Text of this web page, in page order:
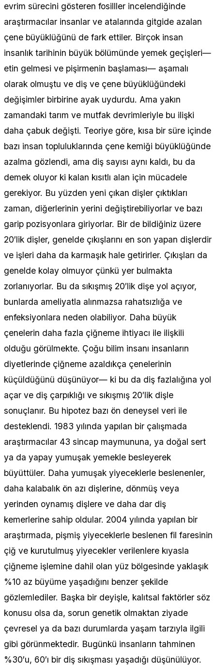
evrim sürecini gösteren fosilller incelendiğinde
araştırmacılar insanlar ve atalarında gitgide azalan
çene büyüklüğünü de fark ettiler. Birçok insan
insanlık tarihinin büyük bölümünde yemek geçişleri—
etin gelmesi ve pişirmenin başlaması— aşamalı
olarak olmuştu ve diş ve çene büyüklüğündeki
değişimler birbirine ayak uydurdu. Ama yakın
zamandaki tarım ve mutfak devrimleriyle bu ilişki
daha çabuk değişti. Teoriye göre, kısa bir süre içinde
bazı insan topluluklarında çene kemiği büyüklüğünde
azalma gözlendi, ama diş sayısı aynı kaldı, bu da
demek oluyor ki kalan kısıtlı alan için mücadele
gerekiyor. Bu yüzden yeni çıkan dişler çıktıkları
zaman, diğerlerinin yerini değiştirebiliyorlar ve bazı
garip pozisyonlara giriyorlar. Bir de bildiğiniz üzere
20′lik dişler, genelde çıkışlarını en son yapan dişlerdir
ve işleri daha da karmaşık hale getirirler. Çıkışları da
genelde kolay olmuyor çünkü yer bulmakta
zorlanıyorlar. Bu da sıkışmış 20′lik dişe yol açıyor,
bunlarda ameliyatla alınmazsa rahatsızlığa ve
enfeksiyonlara neden olabiliyor. Daha büyük
çenelerin daha fazla çiğneme ihtiyacı ile ilişkili
olduğu görülmekte. Çoğu bilim insanı insanların
diyetlerinde çiğneme azaldıkça çenelerinin
küçüldüğünü düşünüyor— ki bu da diş fazlalığına yol
açar ve diş çarpıklığı ve sıkışmış 20′lik dişle
sonuçlanır. Bu hipotez bazı ön deneysel veri ile
desteklendi. 1983 yılında yapılan bir çalışmada
araştırmacılar 43 sincap maymununa, ya doğal sert
ya da yapay yumuşak yemekle besleyerek
büyüttüler. Daha yumuşak yiyeceklerle beslenenler,
daha kalabalık ön azı dişlerine, dönmüş veya
yerinden oynamış dişlere ve daha dar diş
kemerlerine sahip oldular. 2004 yılında yapılan bir
araştırmada, pişmiş yiyeceklerle beslenen fil faresinin
çiğ ve kurutulmuş yiyecekler verilenlere kıyasla
çiğneme işlemine dahil olan yüz bölgesinde yaklaşık
%10 az büyüme yaşadığını benzer şekilde
gözlemlediler. Başka bir deyişle, kalıtsal faktörler söz
konusu olsa da, sorun genetik olmaktan ziyade
çevresel ya da bazı durumlarda yaşam tarzıyla ilgili
gibi görünmektedir. Bugünkü insanların tahminen
%30′u, 60′ı bir diş sıkışması yaşadığı düşünülüyor.